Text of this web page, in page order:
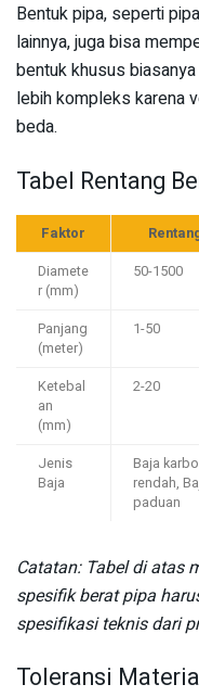
Bentuk pipa, seperti
lainnya, juga bisa
bentuk khusus
lebih kompleks karena
beda.
Tabel Rentang
Faktor
Diamete
r (mm)
50-1500
Panjang
(meter)
1-50
Ketebal
an
(mm)
2-20
Jenis
Baja
Baja
rendah,
paduan
Catatan: Tabel di atas
spesifik berat pipa
spesifikasi teknis dari
Toleransi